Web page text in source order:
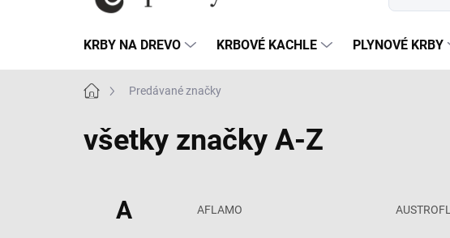
KRBY NA DREVO KRBOVÉ KACHLE PLYNOVÉ KRBY
DomovPredávané značky
všetky značky A-Z
A AFLAMO